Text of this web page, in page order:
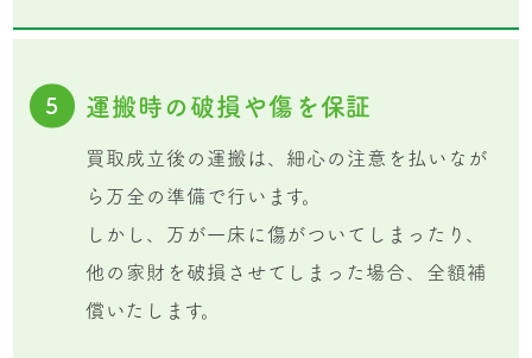
5 運搬時の破損や傷を保証
買取成立後の運搬は、細心の注意を払いなが
ら万全の準備で行います。
しかし、万が一床に傷がついてしまったり、
他の家財を破損させてしまった場合、全額補
償いたします。